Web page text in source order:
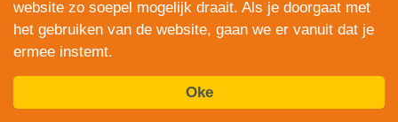
Elektronica Vandaag is onderdeel van
ServiceRight B.V. | KVK 90914872
© 2012 – 2026
website zo soepel mogelijk draait. Als je doorgaat met
het gebruiken van de website, gaan we er vanuit dat je
ermee instemt.
Oke